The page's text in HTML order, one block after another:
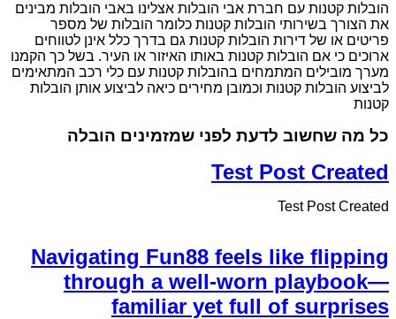
הובלות קטנות עם חברת אבי הובלות אצלינו באבי הובלות מבינים
את הצורך בשירותי הובלות קטנות כלומר הובלות של מספר
פריטים או של דירות הובלות קטנות גם בדרך כלל אינן לטווחים
ארוכים כי אם הובלות קטנות באותו האיזור או העיר. בשל כך הקמנו
מערך מובילים המתמחים בהובלות קטנות עם כלי רכב המתאימים
לביצוע הובלות קטנות וכמובן מחירים כיאה לביצוע אותן הובלות
קטנות
כל מה שחשוב לדעת לפני שמזמינים הובלה
Test Post Created
Test Post Created
Navigating Fun88 feels like flipping
through a well-worn playbook—
familiar yet full of surprises